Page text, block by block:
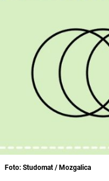
Foto: Studomat / Mozgalica